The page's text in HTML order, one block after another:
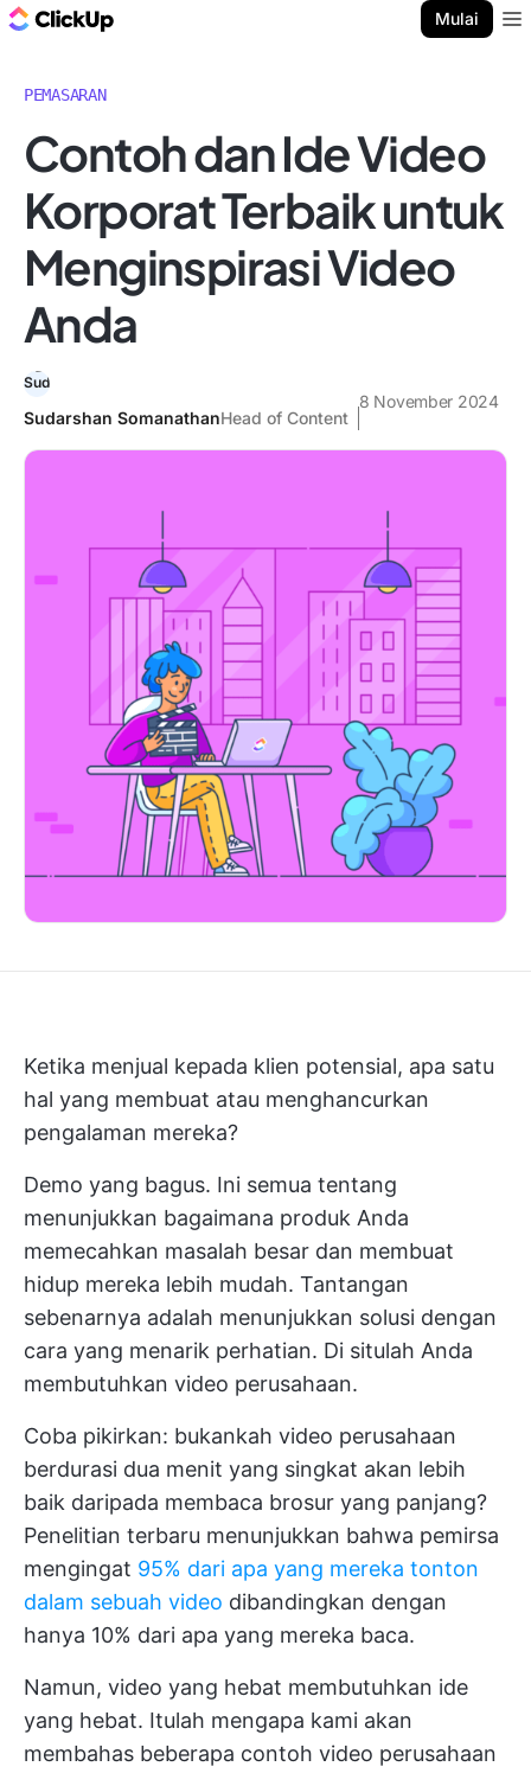
Mulai
PEMASARAN
Contoh dan Ide Video
Korporat Terbaik untuk
Menginspirasi Video
Anda
Sudarshan SomanathanHead of Content
8 November 2024
Ketika menjual kepada klien potensial, apa satu
hal yang membuat atau menghancurkan
pengalaman mereka?
Demo yang bagus. Ini semua tentang
menunjukkan bagaimana produk Anda
memecahkan masalah besar dan membuat
hidup mereka lebih mudah. Tantangan
sebenarnya adalah menunjukkan solusi dengan
cara yang menarik perhatian. Di situlah Anda
membutuhkan video perusahaan.
Coba pikirkan: bukankah video perusahaan
berdurasi dua menit yang singkat akan lebih
baik daripada membaca brosur yang panjang?
Penelitian terbaru menunjukkan bahwa pemirsa
mengingat 95% dari apa yang mereka tonton
dalam sebuah video dibandingkan dengan
hanya 10% dari apa yang mereka baca.
Namun, video yang hebat membutuhkan ide
yang hebat. Itulah mengapa kami akan
membahas beberapa contoh video perusahaan